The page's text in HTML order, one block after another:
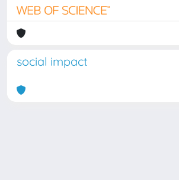
social impact